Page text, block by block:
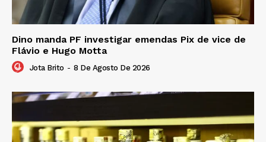
Dino manda PF investigar emendas Pix de vice de
Flávio e Hugo Motta
Jota Brito - 8 De Agosto De 2026